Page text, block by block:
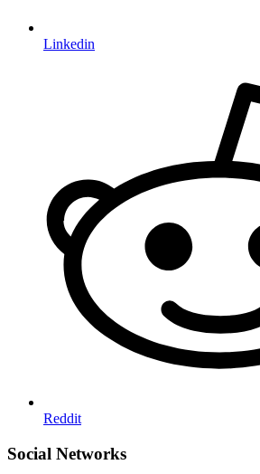
Linkedin
Reddit
Social Networks